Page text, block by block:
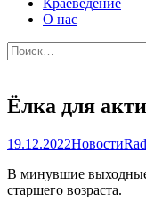
О нас
Найти:
Ёлка для
19.12.2022Новости
В минувшие
старшего возраста.